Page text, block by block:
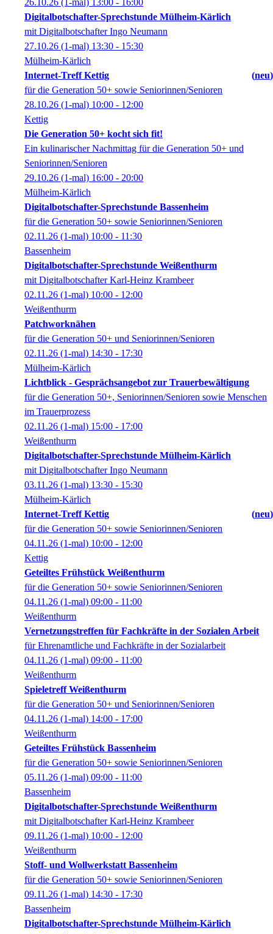
26.10.26 (1-mal) 13:00 - 16:00
Digitalbotschafter-Sprechstunde Mülheim-Kärlich
mit Digitalbotschafter Ingo Neumann
27.10.26 (1-mal) 13:30 - 15:30
Mülheim-Kärlich
Internet-Treff Kettig
neu
für die Generation 50+ sowie Seniorinnen/Senioren
28.10.26 (1-mal) 10:00 - 12:00
Kettig
Die Generation 50+ kocht sich fit!
Ein kulinarischer Nachmittag für die Generation 50+ und
Seniorinnen/Senioren
29.10.26 (1-mal) 16:00 - 20:00
Mülheim-Kärlich
Digitalbotschafter-Sprechstunde Bassenheim
für die Generation 50+ sowie Seniorinnen/Senioren
02.11.26 (1-mal) 10:00 - 11:30
Bassenheim
Digitalbotschafter-Sprechstunde Weißenthurm
mit Digitalbotschafter Karl-Heinz Krambeer
02.11.26 (1-mal) 10:00 - 12:00
Weißenthurm
Patchworknähen
für die Generation 50+ und Seniorinnen/Senioren
02.11.26 (1-mal) 14:30 - 17:30
Mülheim-Kärlich
Lichtblick - Gesprächsangebot zur Trauerbewältigung
für die Generation 50+, Seniorinnen/Senioren sowie Menschen
im Trauerprozess
02.11.26 (1-mal) 15:00 - 17:00
Weißenthurm
Digitalbotschafter-Sprechstunde Mülheim-Kärlich
mit Digitalbotschafter Ingo Neumann
03.11.26 (1-mal) 13:30 - 15:30
Mülheim-Kärlich
Internet-Treff Kettig
neu
für die Generation 50+ sowie Seniorinnen/Senioren
04.11.26 (1-mal) 10:00 - 12:00
Kettig
Geteiltes Frühstück Weißenthurm
für die Generation 50+ sowie Seniorinnen/Senioren
04.11.26 (1-mal) 09:00 - 11:00
Weißenthurm
Vernetzungstreffen für Fachkräfte in der Sozialen Arbeit
für Ehrenamtliche und Fachkräfte in der Sozialarbeit
04.11.26 (1-mal) 09:00 - 11:00
Weißenthurm
Spieletreff Weißenthurm
für die Generation 50+ und Seniorinnen/Senioren
04.11.26 (1-mal) 14:00 - 17:00
Weißenthurm
Geteiltes Frühstück Bassenheim
für die Generation 50+ sowie Seniorinnen/Senioren
05.11.26 (1-mal) 09:00 - 11:00
Bassenheim
Digitalbotschafter-Sprechstunde Weißenthurm
mit Digitalbotschafter Karl-Heinz Krambeer
09.11.26 (1-mal) 10:00 - 12:00
Weißenthurm
Stoff- und Wollwerkstatt Bassenheim
für die Generation 50+ sowie Seniorinnen/Senioren
09.11.26 (1-mal) 14:30 - 17:30
Bassenheim
Digitalbotschafter-Sprechstunde Mülheim-Kärlich